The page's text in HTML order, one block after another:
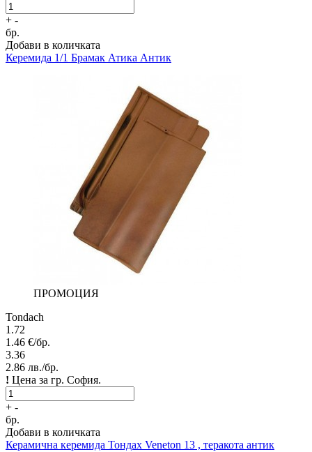
+ -
бр.
Добави в количката
Керемида 1/1 Брамак Атика Антик
ПРОМОЦИЯ
Tondach
1.72
1.46 €/бр.
3.36
2.86 лв./бр.
! Цена за гр. София.
+ -
бр.
Добави в количката
Керамична керемида Тондах Veneton 13 , теракота антик